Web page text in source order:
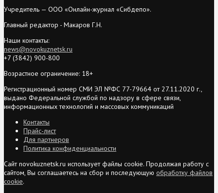
Учредитель — ООО «Онлайн-журнал «Сибдепо».
Главный редактор - Макаров Г.Н.
Наши контакты:
news@novokuznetsk.ru
+7 (3842) 900-800
Возрастное ограничение: 18+
Регистрационный номер СМИ ЭЛ №ФС 77-79664 от 27.11.2020 г.,
выдано Федеральной службой по надзору в сфере связи,
информационных технологий и массовых коммуникаций
Контакты
Прайс-лист
Для партнеров
Политика конфиденциальности
Сайт novokuznetsk.ru использует файлы cookie. Продолжая работу с
сайтом, Вы соглашаетесь на сбор и последующую обработку файлов
cookie.